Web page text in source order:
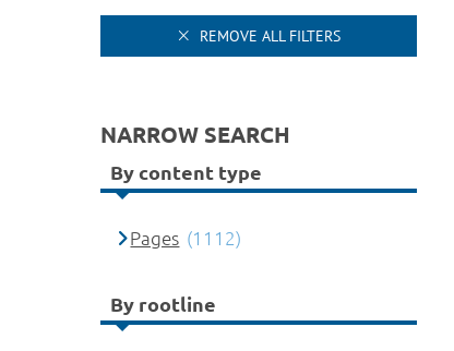
REMOVE ALL FILTERS
NARROW SEARCH
By content type
Pages (1112)
By rootline